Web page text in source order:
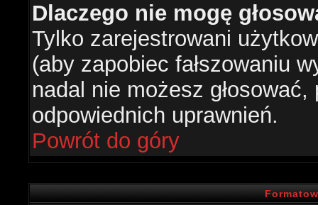
Dlaczego nie mogę
Tylko zarejestrowani
(aby zapobiec fałszowaniu
nadal nie możesz
odpowiednich uprawnień.
Powrót do góry